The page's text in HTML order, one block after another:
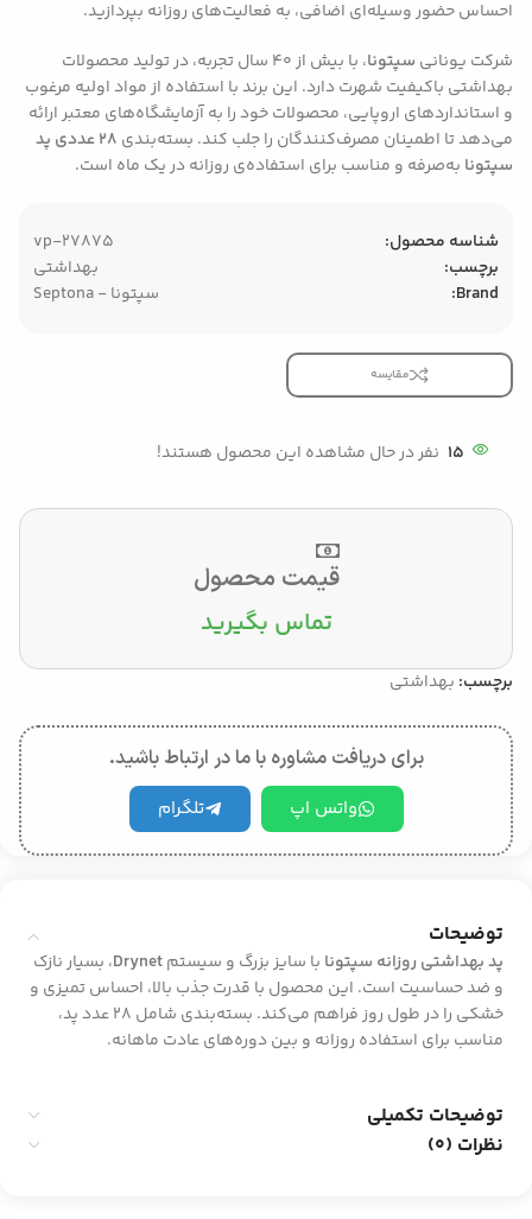
احساس حضور وسیله‌ای اضافی، به فعالیت‌های روزانه بپردازید.
شرکت یونانی سپتونا
، با بیش از 40 سال تجربه، در تولید محصولات
بهداشتی باکیفیت شهرت دارد. این برند با استفاده از مواد اولیه مرغوب
و استانداردهای اروپایی، محصولات خود را به آزمایشگاه‌های معتبر ارائه
می‌دهد تا اطمینان مصرف‌کنندگان را جلب کند. بسته‌بندی
28 عددی پد
سپتونا به‌صرفه و مناسب برای استفاده‌ی روزانه در یک ماه است.
شناسه محصول:
vp-27875
برچسب:
بهداشتی
Brand:
سپتونا - Septona
مقایسه
15 نفر در حال مشاهده این محصول هستند!
قیمت محصول
تماس بگیرید
برچسب: بهداشتی
برای دریافت مشاوره با ما در ارتباط باشید.
واتس اپ تلگرام
توضیحات
پد بهداشتی روزانه سپتونا با سایز بزرگ و سیستمDrynet، بسیار نازک
و ضد حساسیت است. این محصول با قدرت جذب بالا، احساس تمیزی و
خشکی را در طول روز فراهم می‌کند. بسته‌بندی شامل 28 عدد پد،
مناسب برای استفاده روزانه و بین دوره‌های عادت ماهانه.
توضیحات تکمیلی
نظرات (0)